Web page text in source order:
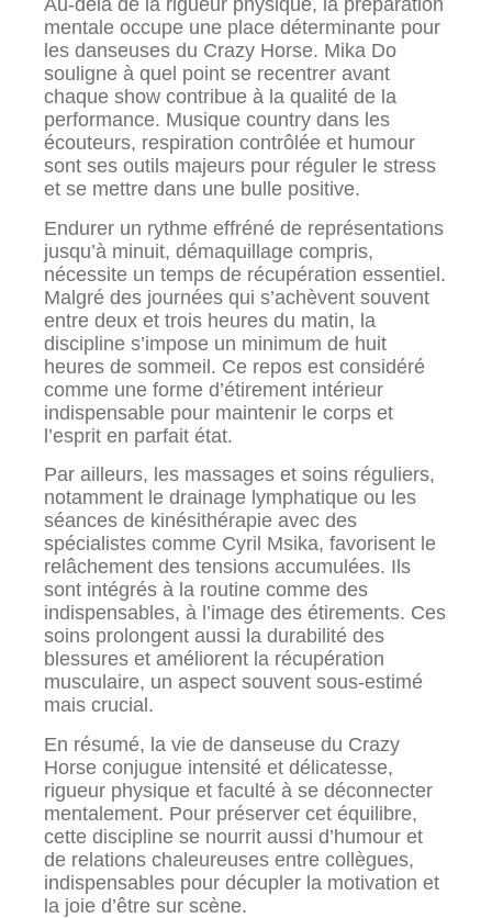
Au-delà de la rigueur physique, la préparation
mentale occupe une place déterminante pour
les danseuses du Crazy Horse. Mika Do
souligne à quel point se recentrer avant
chaque show contribue à la qualité de la
performance. Musique country dans les
écouteurs, respiration contrôlée et humour
sont ses outils majeurs pour réguler le stress
et se mettre dans une bulle positive.
Endurer un rythme effréné de représentations
jusqu’à minuit, démaquillage compris,
nécessite un temps de récupération essentiel.
Malgré des journées qui s’achèvent souvent
entre deux et trois heures du matin, la
discipline s’impose un minimum de huit
heures de sommeil. Ce repos est considéré
comme une forme d’étirement intérieur
indispensable pour maintenir le corps et
l’esprit en parfait état.
Par ailleurs, les massages et soins réguliers,
notamment le drainage lymphatique ou les
séances de kinésithérapie avec des
spécialistes comme Cyril Msika, favorisent le
relâchement des tensions accumulées. Ils
sont intégrés à la routine comme des
indispensables, à l’image des étirements. Ces
soins prolongent aussi la durabilité des
blessures et améliorent la récupération
musculaire, un aspect souvent sous-estimé
mais crucial.
En résumé, la vie de danseuse du Crazy
Horse conjugue intensité et délicatesse,
rigueur physique et faculté à se déconnecter
mentalement. Pour préserver cet équilibre,
cette discipline se nourrit aussi d’humour et
de relations chaleureuses entre collègues,
indispensables pour décupler la motivation et
la joie d’être sur scène.